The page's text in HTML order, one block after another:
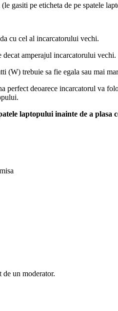
gasiti pe eticheta de pe spatele
cu cel al incarcatorului vechi.
amperajul incarcatorului vechi.
(W) trebuie sa fie egala sau mai
perfect deoarece incarcatorul va
laptopului inainte de a plasa
un moderator.